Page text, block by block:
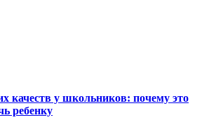
качеств у школьников: почему это
ребенку